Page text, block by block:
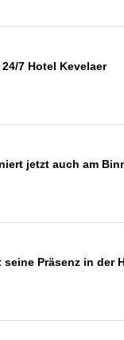
7 Hotel Kevelaer
jetzt auch am
Präsenz in der